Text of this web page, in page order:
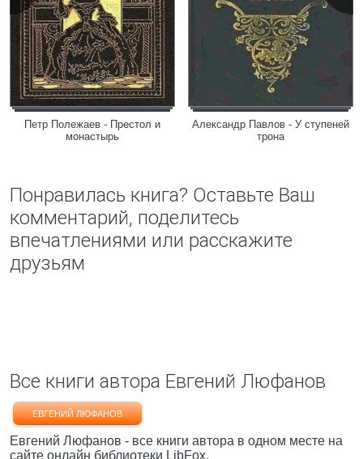
Петр Полежаев - Престол и
монастырь
Александр Павлов - У ступеней
трона
Понравилась книга? Оставьте Ваш
комментарий, поделитесь
впечатлениями или расскажите
друзьям
Все книги автора Евгений Люфанов
ЕВГЕНИЙ ЛЮФАНОВ
Евгений Люфанов - все книги автора в одном месте на
сайте онлайн библиотеки LibFox.